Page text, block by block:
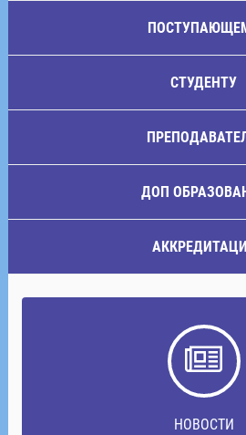
СТУДЕНТУ
ДОП
НОВОСТИ